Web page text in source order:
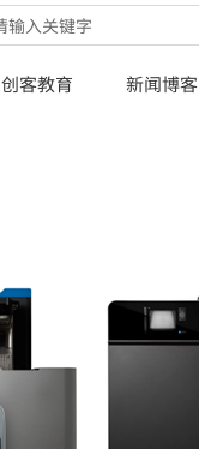
创客教育 新闻博客